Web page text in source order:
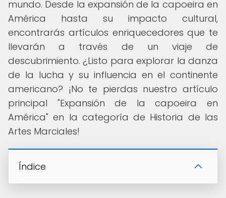
mundo. Desde la expansión de la capoeira en
América hasta su impacto cultural,
encontrarás artículos enriquecedores que te
llevarán a través de un viaje de
descubrimiento. ¿Listo para explorar la danza
de la lucha y su influencia en el continente
americano? ¡No te pierdas nuestro artículo
principal "Expansión de la capoeira en
América" en la categoría de Historia de las
Artes Marciales!
Índice